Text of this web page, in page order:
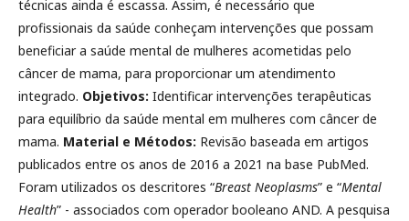
técnicas ainda é escassa. Assim, é necessário que
profissionais da saúde conheçam intervenções que possam
beneficiar a saúde mental de mulheres acometidas pelo
câncer de mama, para proporcionar um atendimento
integrado. Objetivos: Identificar intervenções terapêuticas
para equilíbrio da saúde mental em mulheres com câncer de
mama. Material e Métodos: Revisão baseada em artigos
publicados entre os anos de 2016 a 2021 na base PubMed.
Foram utilizados os descritores “Breast Neoplasms” e “Mental
Health” - associados com operador booleano AND. A pesquisa